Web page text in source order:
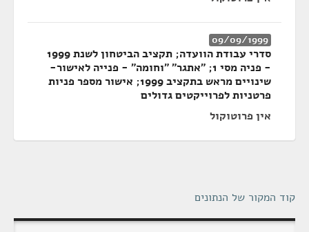
09/09/1999
סדרי עבודת הוועדה; תקציב הביטחון לשנת 1999
- פניה מסי 1; "אתגר" "וחומה" - פנייה לאישור-
שינויים מראש בתקציב 1999; אישור מספר פניות
פרטניות לפרוייקטים גדולים
אין פרוטוקול
קוד המקור של הנתונים